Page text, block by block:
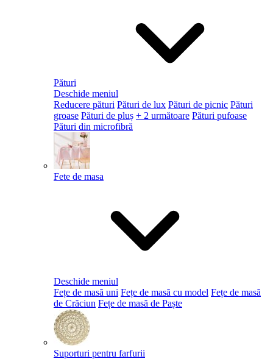
Pături
Deschide meniul
Reducere pături Pături de lux Pături de picnic Pături
groase Pături de pluș + 2 următoare Pături pufoase
Pături din microfibră
Fete de masa
Deschide meniul
Fețe de masă uni Fețe de masă cu model Fețe de masă
de Crăciun Fețe de masă de Paște​
Suporturi pentru farfurii